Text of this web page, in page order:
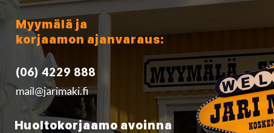
Myymälä ja
korjaamon ajanvaraus:
(06) 4229 888
mail@jarimaki.fi
Huoltokorjaamo avoinna